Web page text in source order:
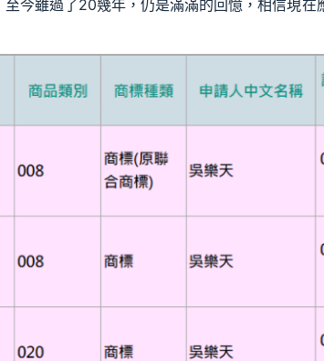
今雖過了20幾年，仍是滿滿的回憶，相信現在